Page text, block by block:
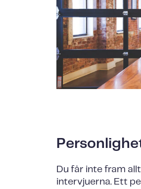
Du får inte fram
intervjuerna. Ett